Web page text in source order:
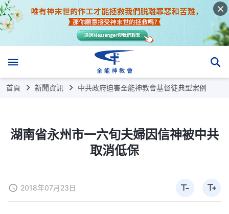
首頁 新聞資訊 中共政府迫害全能神教會基督徒典型案例
湖南省永州市一六旬夫婦因信神被中共
取消低保
2018年07月23日